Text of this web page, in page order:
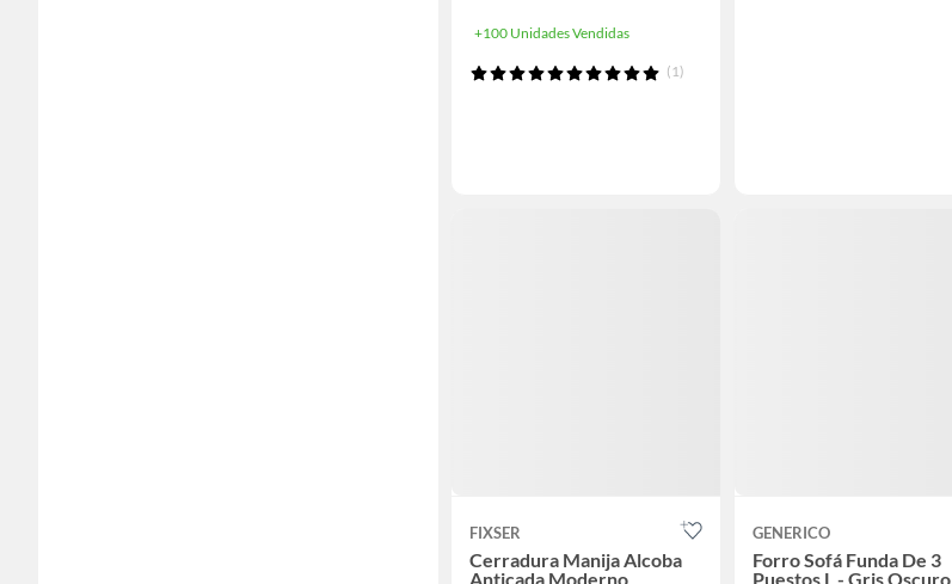
+100 Unidades Vendidas
(1)
FIXSER
Cerradura Manija Alcoba
Anticada Moderno
GENERICO
Forro Sofá Funda De 3
Puestos L - Gris Oscuro